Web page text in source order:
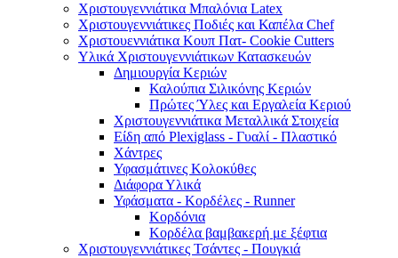
Χριστουγεννιάτικα Μπαλόνια Latex
Χριστουγεννιάτικες Ποδιές και Καπέλα Chef
Χριστουεννιάτικα Κουπ Πατ- Cookie Cutters
Υλικά Χριστουγεννιάτικων Κατασκευών
Δημιουργία Κεριών
Καλούπια Σιλικόνης Κεριών
Πρώτες Ύλες και Εργαλεία Κεριού
Χριστουγεννιάτικα Μεταλλικά Στοιχεία
Είδη από Plexiglass - Γυαλί - Πλαστικό
Χάντρες
Υφασμάτινες Κολοκύθες
Διάφορα Υλικά
Υφάσματα - Κορδέλες - Runner
Κορδόνια
Κορδέλα βαμβακερή με ξέφτια
Χριστουγεννιάτικες Τσάντες - Πουγκιά